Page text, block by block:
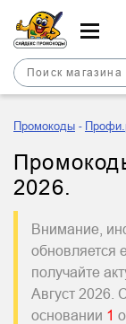
Промокоды
2026.
Внимание,
обновляется
получайте
Август 2026.
основании 1